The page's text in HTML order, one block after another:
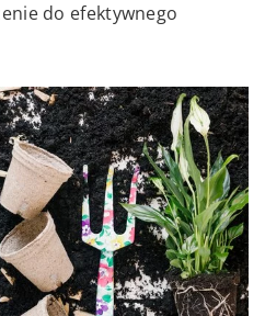
do efektywnego